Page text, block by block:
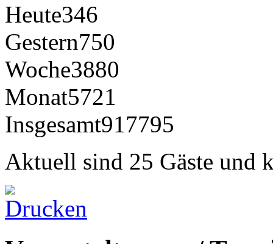
Heute346
Gestern750
Woche3880
Monat5721
Insgesamt917795
Aktuell sind 25 Gäste und